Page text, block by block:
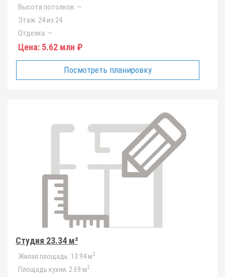
Высота потолков: —
Этаж: 24 из 24
Отделка: —
Цена: 5.62 млн ₽
Посмотреть планировку
Студия 23.34 м²
Жилая площадь: 13.94 м2
Площадь кухни: 2.69 м2